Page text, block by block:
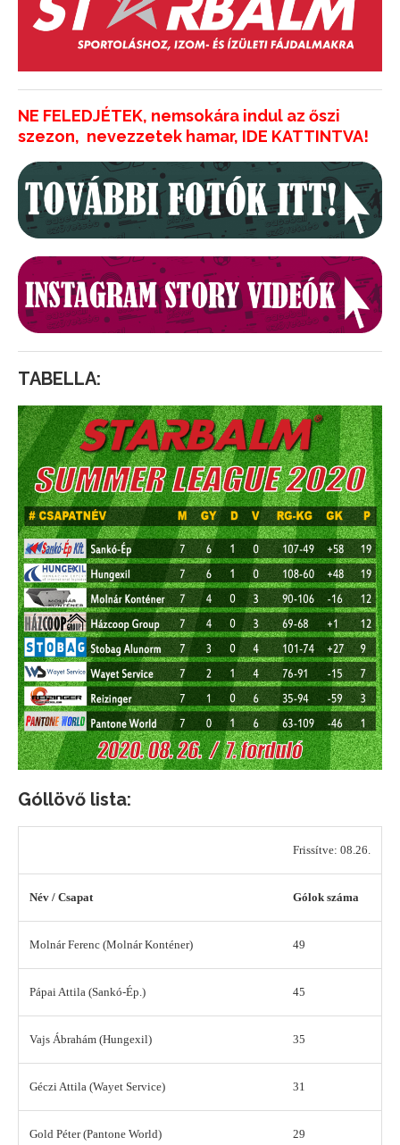
NE FELEDJÉTEK, nemsokára indul az őszi
szezon, nevezzetek hamar, IDE KATTINTVA!
TABELLA:
Góllövő lista:
Frissítve: 08.26.
Név / Csapat Gólok száma
Molnár Ferenc (Molnár Konténer) 49
Pápai Attila (Sankó-Ép.) 45
Vajs Ábrahám (Hungexil) 35
Géczi Attila (Wayet Service) 31
Gold Péter (Pantone World) 29